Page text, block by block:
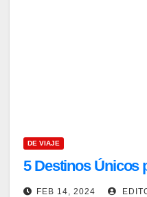
DE VIAJE
5 Destinos Únicos
FEB 14, 2024